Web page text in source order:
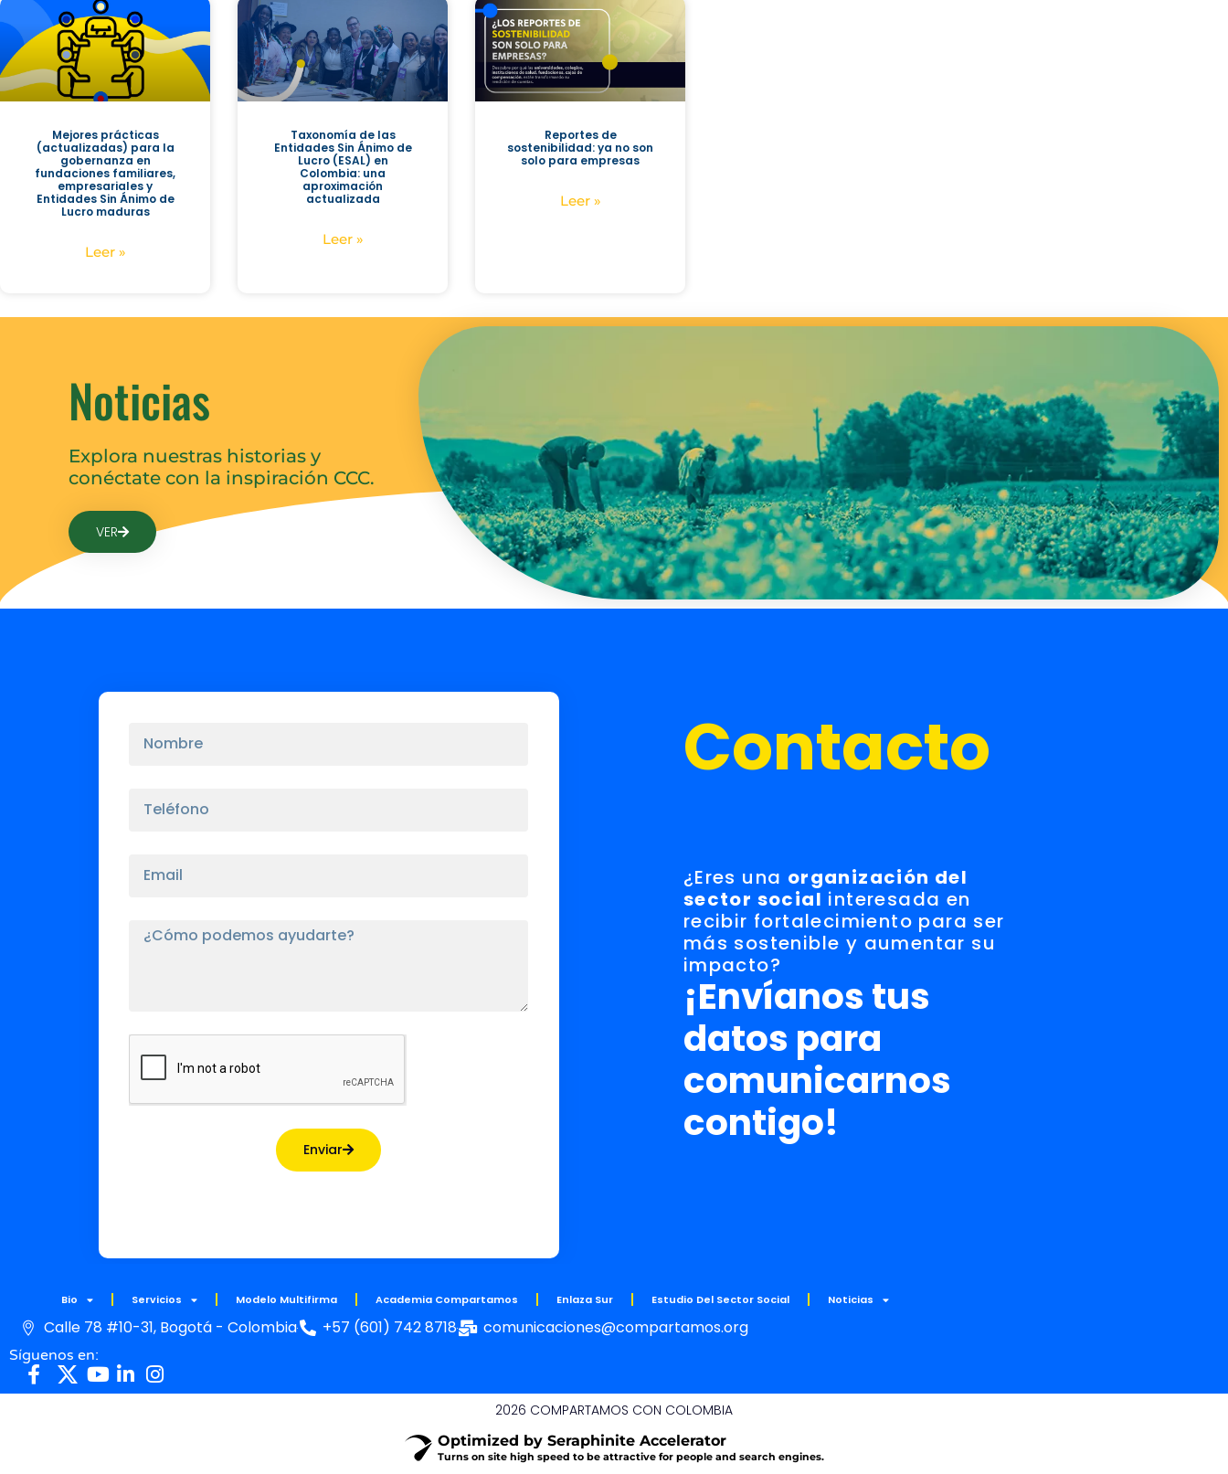
Mejores prácticas
(actualizadas) para la
gobernanza en
fundaciones familiares,
empresariales y
Entidades Sin Ánimo de
Lucro maduras
Leer »
Taxonomía de las
Entidades Sin Ánimo de
Lucro (ESAL) en
Colombia: una
aproximación
actualizada
Leer »
Reportes de
sostenibilidad: ya no son
solo para empresas
Leer »
Noticias
Explora nuestras historias y
conéctate con la inspiración CCC.
VER
Enviar
Contacto
¿Eres una organización del
sector social interesada en
recibir fortalecimiento para ser
más sostenible y aumentar su
impacto?
¡Envíanos tus
datos para
comunicarnos
contigo!
Bio Servicios Modelo Multifirma Academia Compartamos Enlaza Sur Estudio Del Sector Social Noticias
Calle 78 #10-31, Bogotá - Colombia +57 (601) 742 8718 comunicaciones@compartamos.org
Síguenos en:
2026 COMPARTAMOS CON COLOMBIA
Optimized by Seraphinite Accelerator
Turns on site high speed to be attractive for people and search engines.